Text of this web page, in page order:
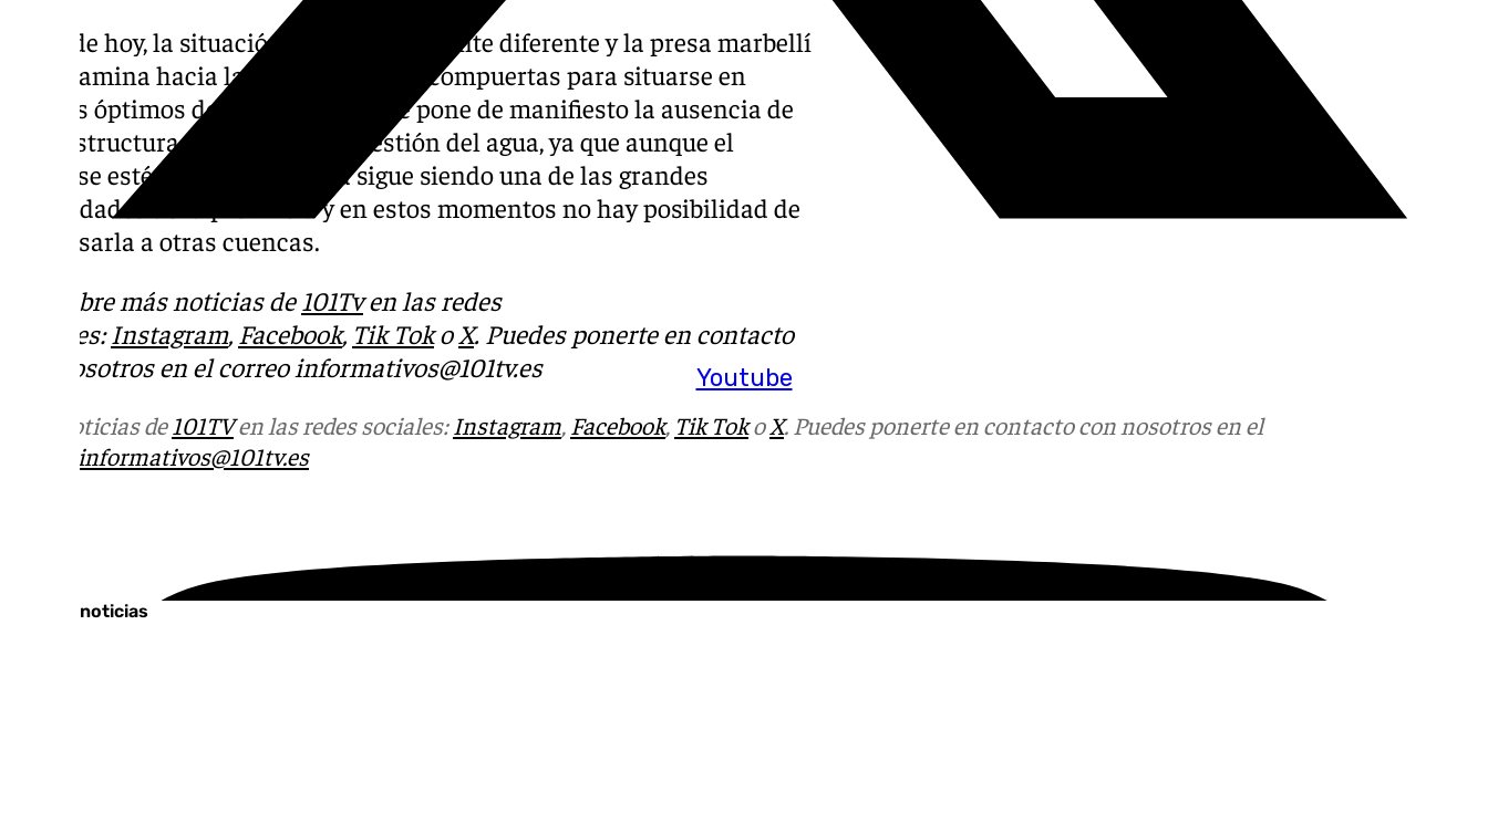
Youtube
A día de hoy, la situación es completamente diferente y la presa marbellí
se encamina hacia la apertura de sus compuertas para situarse en
niveles óptimos de seguridad, lo que pone de manifiesto la ausencia de
infraestructuras e inversión en gestión del agua, ya que aunque el
embalse esté lleno el agua esta sigue siendo una de las grandes
necesidades de la provincia y en estos momentos no hay posibilidad de
trasvasarla a otras cuencas.
Descubre más noticias de 101Tven las redes
sociales:Instagram, Facebook, Tik TokoX. Puedes ponerte en contacto
con nosotros en el correo informativos@101tv.es
Más noticias de101TVen las redes sociales:Instagram, Facebook, Tik TokoX. Puedes ponerte en contacto con nosotros en el
informativos@101tv.es
Últimas noticias